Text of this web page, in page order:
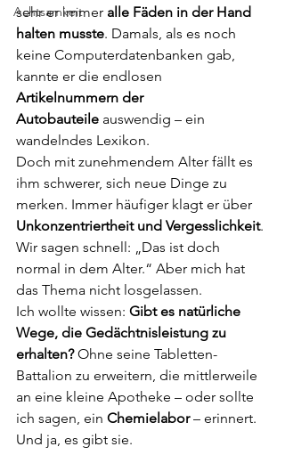
Achtsamkeit
sehr er immer alle Fäden in der Hand
halten musste. Damals, als es noch
keine Computerdatenbanken gab,
kannte er die endlosen
Artikelnummern der
Autobauteile auswendig – ein
wandelndes Lexikon.
Doch mit zunehmendem Alter fällt es
ihm schwerer, sich neue Dinge zu
merken. Immer häufiger klagt er über
Unkonzentriertheit und Vergesslichkeit.
Wir sagen schnell: „Das ist doch
normal in dem Alter.“ Aber mich hat
das Thema nicht losgelassen.
Ich wollte wissen: Gibt es natürliche
Wege, die Gedächtnisleistung zu
erhalten? Ohne seine Tabletten-
Battalion zu erweitern, die mittlerweile
an eine kleine Apotheke – oder sollte
ich sagen, ein Chemielabor – erinnert.
Und ja, es gibt sie.